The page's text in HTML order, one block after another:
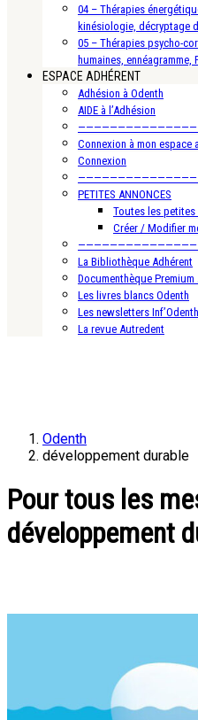
04 – Thérapies
kinésiologie, décryptage
05 – Thérapies psycho-
humaines,
ESPACE ADHÉRENT
Adhésion à Odenth
AIDE à l’Adhésion
Connexion à mon espace
Connexion
PETITES ANNONCES
Toutes les petites
Créer / Modifier
La Bibliothèque Adhérent
Documenthèque Premium
Les livres blancs Odenth
Les newsletters Inf’Odenth
La revue Autredent
Odenth
développement durable
Pour tous les
développement